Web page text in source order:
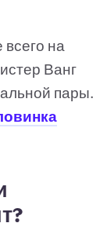
на
Ванг
пары.